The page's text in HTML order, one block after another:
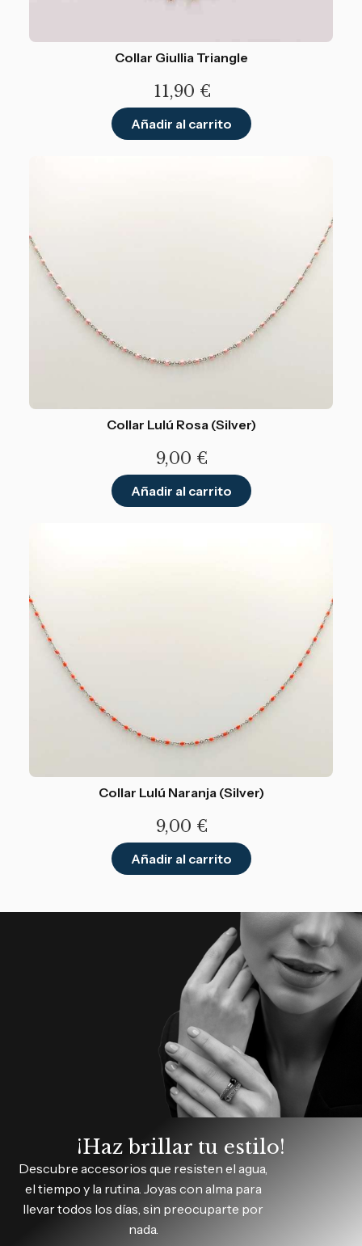
Collar Giullia Triangle
11,90 €
Añadir al carrito
Collar Lulú Rosa (Silver)
9,00 €
Añadir al carrito
Collar Lulú Naranja (Silver)
9,00 €
Añadir al carrito
¡Haz brillar tu estilo!
Descubre accesorios que resisten el agua,
el tiempo y la rutina. Joyas con alma para
llevar todos los días, sin preocuparte por
nada.